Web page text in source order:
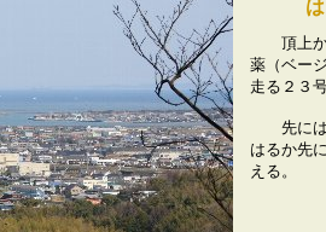
頂上か
薬（ベー
走る２３号
先には
はるか先
える。